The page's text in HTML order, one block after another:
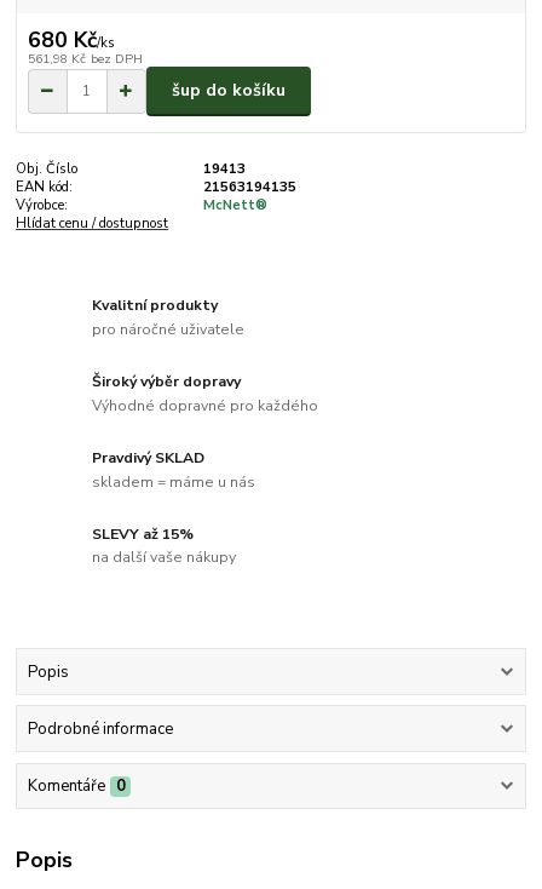
680 Kč/ks
561,98 Kč bez DPH
šup do košíku
Obj. Číslo
19413
EAN kód:
21563194135
Výrobce:
McNett®
Hlídat cenu / dostupnost
Kvalitní produkty
pro náročné uživatele
Široký výběr dopravy
Výhodné dopravné pro každého
Pravdivý SKLAD
skladem = máme u nás
SLEVY až 15%
na další vaše nákupy
Popis
Podrobné informace
Komentáře 0
Popis